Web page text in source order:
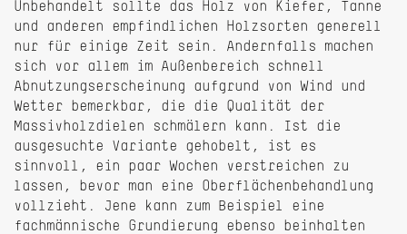
Unbehandelt sollte das Holz von Kiefer, Tanne
und anderen empfindlichen Holzsorten generell
nur für einige Zeit sein. Andernfalls machen
sich vor allem im Außenbereich schnell
Abnutzungserscheinung aufgrund von Wind und
Wetter bemerkbar, die die Qualität der
Massivholzdielen schmälern kann. Ist die
ausgesuchte Variante gehobelt, ist es
sinnvoll, ein paar Wochen verstreichen zu
lassen, bevor man eine Oberflächenbehandlung
vollzieht. Jene kann zum Beispiel eine
fachmännische Grundierung ebenso beinhalten